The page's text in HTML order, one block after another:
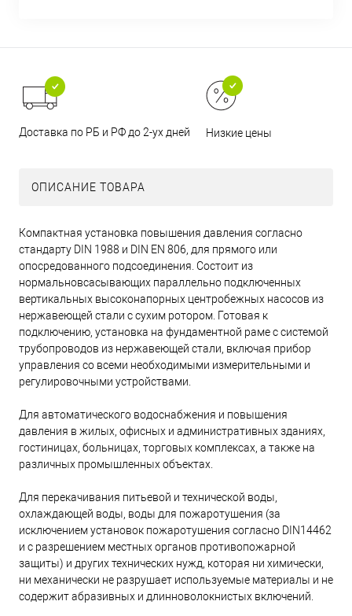
Доставка по РБ и РФ до 2-ух дней Низкие цены
ОПИСАНИЕ ТОВАРА
Компактная установка повышения давления согласно
стандарту DIN 1988 и DIN EN 806, для прямого или
опосредованного подсоединения. Состоит из
нормальновсасывающих параллельно подключенных
вертикальных высоконапорных центробежных насосов из
нержавеющей стали с сухим ротором. Готовая к
подключению, установка на фундаментной раме с системой
трубопроводов из нержавеющей стали, включая прибор
управления со всеми необходимыми измерительными и
регулировочными устройствами.
Для автоматического водоснабжения и повышения
давления в жилых, офисных и административных зданиях,
гостиницах, больницах, торговых комплексах, а также на
различных промышленных объектах.
Для перекачивания питьевой и технической воды,
охлаждающей воды, воды для пожаротушения (за
исключением установок пожаротушения согласно DIN14462
и с разрешением местных органов противопожарной
защиты) и других технических нужд, которая ни химически,
ни механически не разрушает используемые материалы и не
содержит абразивных и длинноволокнистых включений.